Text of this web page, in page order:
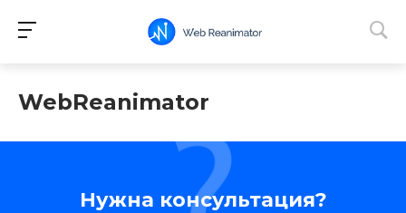
WebReanimator
Нужна консультация?